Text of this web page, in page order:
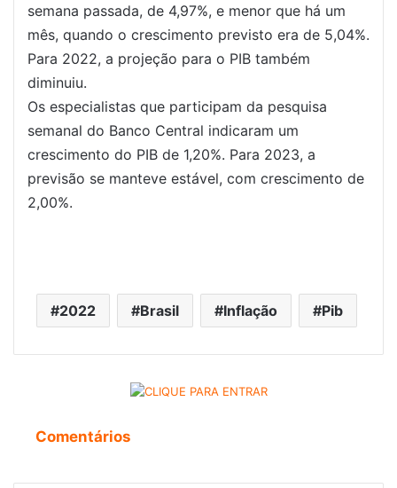
semana passada, de 4,97%, e menor que há um
mês, quando o crescimento previsto era de 5,04%.
Para 2022, a projeção para o PIB também
diminuiu.
Os especialistas que participam da pesquisa
semanal do Banco Central indicaram um
crescimento do PIB de 1,20%. Para 2023, a
previsão se manteve estável, com crescimento de
2,00%.
2022 Brasil Inflação Pib
Comentários